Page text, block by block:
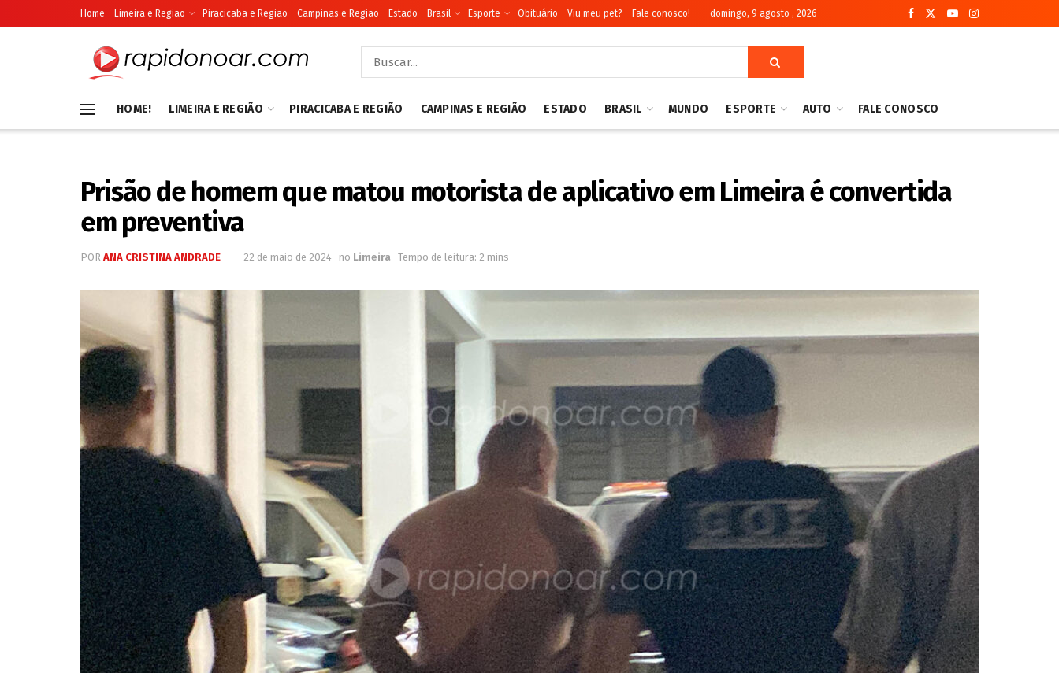
Home Limeira e Região Piracicaba e Região Campinas e Região Estado Brasil Esporte Obituário Viu meu pet? Fale conosco! domingo, 9 agosto , 2026
HOME! LIMEIRA E REGIÃO PIRACICABA E REGIÃO CAMPINAS E REGIÃO ESTADO BRASIL MUNDO ESPORTE AUTO FALE CONOSCO
Prisão de homem que matou motorista de aplicativo em Limeira é convertida
em preventiva
POR ANA CRISTINA ANDRADE 22 de maio de 2024 no Limeira Tempo de leitura: 2 mins